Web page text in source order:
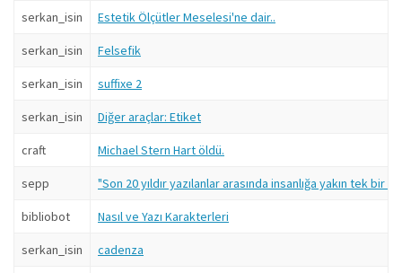
serkan_isin Estetik Ölçütler Meselesi'ne dair..
serkan_isin Felsefik
serkan_isin suffixe 2
serkan_isin Diğer araçlar: Etiket
craft Michael Stern Hart öldü.
sepp "Son 20 yıldır yazılanlar arasında insanlığa yakın tek bir
bibliobot Nasıl ve Yazı Karakterleri
serkan_isin cadenza